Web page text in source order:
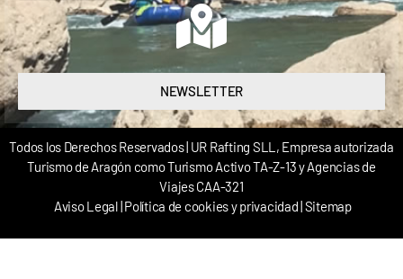
NEWSLETTER
Todos los Derechos Reservados | UR Rafting SLL, Empresa autorizada
Turismo de Aragón como Turismo Activo TA-Z-13 y Agencias de
Viajes CAA-321
Aviso Legal|Política de cookies y privacidad|Sitemap